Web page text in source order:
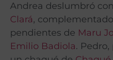
Andrea deslumbró
Clará,
pendientes de Maru
Emilio Badiola.